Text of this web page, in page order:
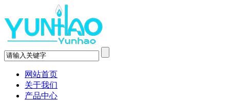
网站首页
关于我们
产品中心